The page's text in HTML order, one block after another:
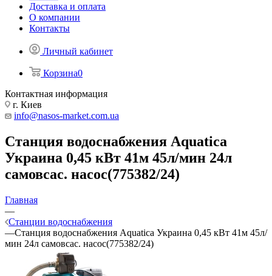
Доставка и оплата
О компании
Контакты
Личный кабинет
Корзина0
Контактная информация
г. Киев
info@nasos-market.com.ua
Станция водоснабжения Aquatica
Украина 0,45 кВт 41м 45л/мин 24л
самовсас. насос(775382/24)
Главная
—
Станции водоснабжения
—Станция водоснабжения Aquatica Украина 0,45 кВт 41м 45л/
мин 24л самовсас. насос(775382/24)